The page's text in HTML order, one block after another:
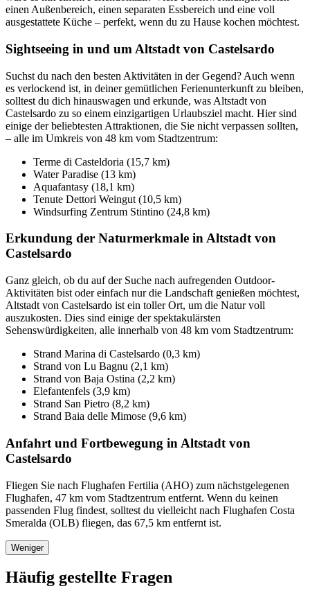
einen Außenbereich, einen separaten Essbereich und eine voll
ausgestattete Küche – perfekt, wenn du zu Hause kochen möchtest.
Sightseeing in und um Altstadt von Castelsardo
Suchst du nach den besten Aktivitäten in der Gegend? Auch wenn
es verlockend ist, in deiner gemütlichen Ferienunterkunft zu bleiben,
solltest du dich hinauswagen und erkunde, was Altstadt von
Castelsardo zu so einem einzigartigen Urlaubsziel macht. Hier sind
einige der beliebtesten Attraktionen, die Sie nicht verpassen sollten,
– alle im Umkreis von 48 km vom Stadtzentrum:
Terme di Casteldoria (15,7 km)
Water Paradise (13 km)
Aquafantasy (18,1 km)
Tenute Dettori Weingut (10,5 km)
Windsurfing Zentrum Stintino (24,8 km)
Erkundung der Naturmerkmale in Altstadt von
Castelsardo
Ganz gleich, ob du auf der Suche nach aufregenden Outdoor-
Aktivitäten bist oder einfach nur die Landschaft genießen möchtest,
Altstadt von Castelsardo ist ein toller Ort, um die Natur voll
auszukosten. Dies sind einige der spektakulärsten
Sehenswürdigkeiten, alle innerhalb von 48 km vom Stadtzentrum:
Strand Marina di Castelsardo (0,3 km)
Strand von Lu Bagnu (2,1 km)
Strand von Baja Ostina (2,2 km)
Elefantenfels (3,9 km)
Strand San Pietro (8,2 km)
Strand Baia delle Mimose (9,6 km)
Anfahrt und Fortbewegung in Altstadt von
Castelsardo
Fliegen Sie nach Flughafen Fertilia (AHO) zum nächstgelegenen
Flughafen, 47 km vom Stadtzentrum entfernt. Wenn du keinen
passenden Flug findest, solltest du vielleicht nach Flughafen Costa
Smeralda (OLB) fliegen, das 67,5 km entfernt ist.
Weniger
Häufig gestellte Fragen